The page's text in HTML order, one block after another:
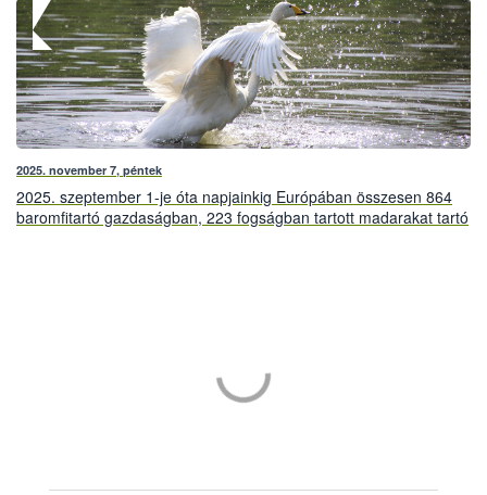
2025. november 7, péntek
2025. szeptember 1-je óta napjainkig Európában összesen 864
baromfitartó gazdaságban, 223 fogságban tartott madarakat tartó